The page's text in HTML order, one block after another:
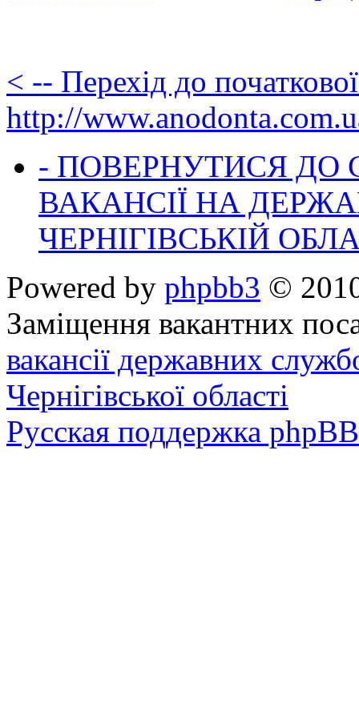
< -- Перехід до
http://
- ПОВЕРНУТИСЯ ДО
ВАКАНСІЇ НА
ЧЕРНІГІВСЬКІЙ
Powered by phpbb3 ©
Заміщення вакантних
вакансії державних
Чернігівської області
Русская поддержка phpBB